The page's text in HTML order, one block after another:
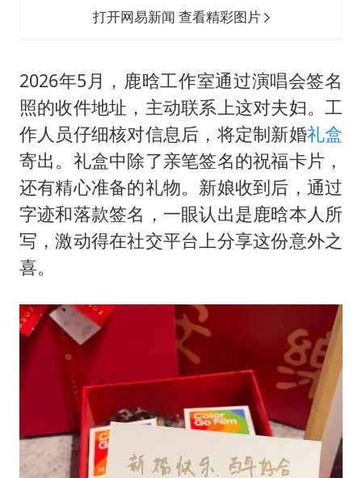
打开网易新闻 查看精彩图片
2026年5月，鹿晗工作室通过演唱会签名
照的收件地址，主动联系上这对夫妇。工
作人员仔细核对信息后，将定制新婚礼盒
寄出。礼盒中除了亲笔签名的祝福卡片，
还有精心准备的礼物。新娘收到后，通过
字迹和落款签名，一眼认出是鹿晗本人所
写，激动得在社交平台上分享这份意外之
喜。